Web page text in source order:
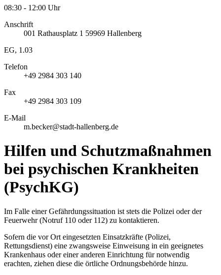
08:30 - 12:00 Uhr
Anschrift
001 Rathausplatz 1 59969 Hallenberg
EG, 1.03
Telefon
+49 2984 303 140
Fax
+49 2984 303 109
E-Mail
m.becker@stadt-hallenberg.de
Hilfen und Schutzmaßnahmen
bei psychischen Krankheiten
(PsychKG)
Im Falle einer Gefährdungssituation ist stets die Polizei oder der
Feuerwehr (Notruf 110 oder 112) zu kontaktieren.
Sofern die vor Ort eingesetzten Einsatzkräfte (Polizei,
Rettungsdienst) eine zwangsweise Einweisung in ein geeignetes
Krankenhaus oder einer anderen Einrichtung für notwendig
erachten, ziehen diese die örtliche Ordnungsbehörde hinzu.